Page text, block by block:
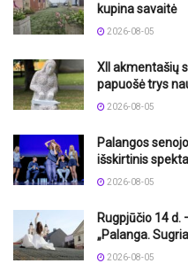
kupina savaitė
2026-08-05
XII akmentašių
papuošė trys
2026-08-05
Palangos
išskirtinis
2026-08-05
Rugpjūčio 14 d.
„Palanga.
2026-08-05